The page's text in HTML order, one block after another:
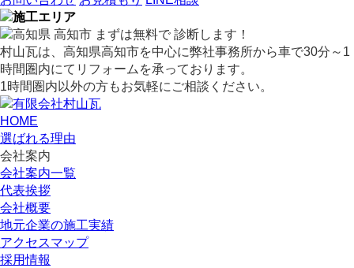
村山瓦は、高知県高知市を中心に弊社事務所から車で30分～1
時間圏内にてリフォームを承っております。
1時間圏内以外の方もお気軽にご相談ください。
HOME
選ばれる理由
会社案内
会社案内一覧
代表挨拶
会社概要
地元企業の施工実績
アクセスマップ
採用情報